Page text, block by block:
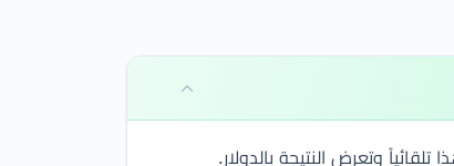
وتعرض النتيجة بالدولار.